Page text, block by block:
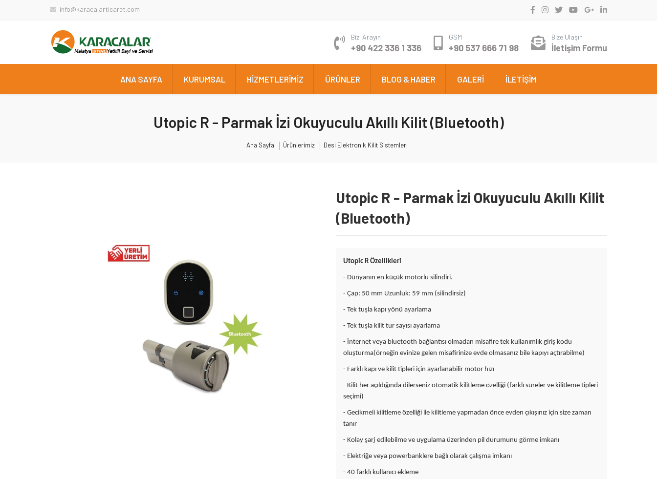
info@karacalarticaret.com
Bizi Arayın
+90 422 336 1 336
GSM
+90 537 666 71 98
Bize Ulaşın
İletişim Formu
ANA SAYFA KURUMSAL HİZMETLERİMİZ ÜRÜNLER BLOG & HABER GALERİ İLETİŞİM
Utopic R - Parmak İzi Okuyuculu Akıllı Kilit (Bluetooth)
Ana Sayfa Ürünlerimiz Desi Elektronik Kilit Sistemleri
Utopic R - Parmak İzi Okuyuculu Akıllı Kilit
(Bluetooth)
Utopic R Özellikleri
- Dünyanın en küçük motorlu silindiri.
- Çap: 50 mm Uzunluk: 59 mm (silindirsiz)
- Tek tuşla kapı yönü ayarlama
- Tek tuşla kilit tur sayısı ayarlama
- İnternet veya bluetooth bağlantısı olmadan misafire tek kullanımlık giriş kodu
oluşturma(örneğin evinize gelen misafirinize evde olmasanız bile kapıyı açtırabilme)
- Farklı kapı ve kilit tipleri için ayarlanabilir motor hızı
- Kilit her açıldığında dilerseniz otomatik kilitleme özelliği (farklı süreler ve kilitleme tipleri
seçimi)
- Gecikmeli kilitleme özelliği ile kilitleme yapmadan önce evden çıkışınız için size zaman
tanır
- Kolay şarj edilebilme ve uygulama üzerinden pil durumunu görme imkanı
- Elektriğe veya powerbanklere bağlı olarak çalışma imkanı
- 40 farklı kullanıcı ekleme